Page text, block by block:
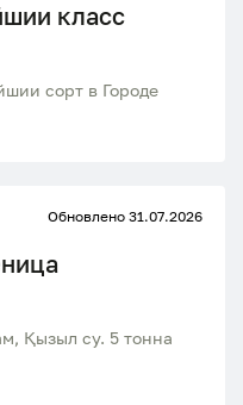
класс
сорт в Городе
Обновлено 31.07.2026
Қызыл су. 5 тонна